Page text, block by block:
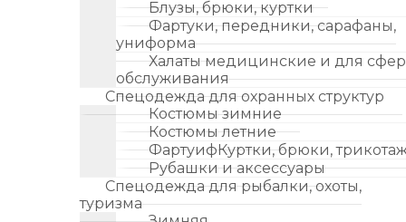
Блузы, брюки, куртки
Фартуки, передники, сарафаны,
униформа
Халаты медицинские и для
обслуживания
Спецодежда для охранных структур
Костюмы зимние
Костюмы летние
ФартуифКуртки, брюки,
Рубашки и аксессуары
Спецодежда для рыбалки, охоты,
туризма